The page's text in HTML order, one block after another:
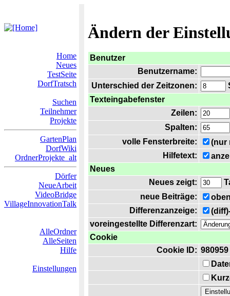
Ändern der
Home
Neues
TestSeite
DorfTratsch
Suchen
Teilnehmer
Projekte
GartenPlan
DorfWiki
OrdnerProjekte_alt
Dörfer
NeueArbeit
VideoBridge
VillageInnovationTalk
AlleOrdner
AlleSeiten
Hilfe
Einstellungen
Benutzer
Benutzername:
Unterschied der Zeitzonen:
Texteingabefenster
Zeilen:
Spalten:
volle Fensterbreite:
(nur
Hilfetext:
Neues
Neues zeigt:
neue Beiträge:
Differenzanzeige:
voreingestellte Differenzart:
Cookie
Cookie ID: 980959